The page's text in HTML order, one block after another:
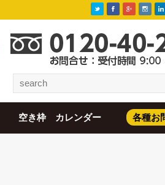
空き枠 カレンダー 各種お